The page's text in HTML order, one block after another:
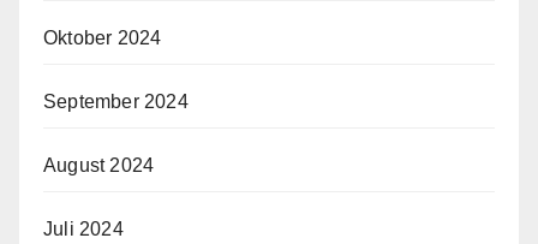
Oktober 2024
September 2024
August 2024
Juli 2024